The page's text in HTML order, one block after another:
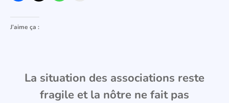
J’aime ça :
La situation des associations reste
fragile et la nôtre ne fait pas